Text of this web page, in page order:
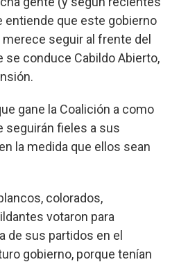
entiende que este gobierno
seguir al frente del
se conduce Cabildo Abierto,
gane la Coalición a como
seguirán fieles a sus
la medida que ellos sean
colorados,
votaron para
de sus partidos en el
gobierno, porque tenían